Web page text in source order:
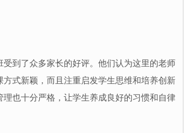
受到了众多家长的好评。他们认为这里的老师
方式新颖，而且注重启发学生思维和培养创新
理也十分严格，让学生养成良好的习惯和自律